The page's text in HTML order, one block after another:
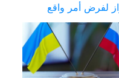
لفرض أمر واقع